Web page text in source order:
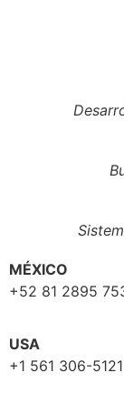
MÉXICO
+52 81 2895
USA
+1 561 306-5121